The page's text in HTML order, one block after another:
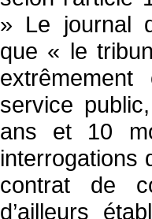
» Le journal
que « le
service
ans et 10
interrogations
contrat de
d’ailleurs